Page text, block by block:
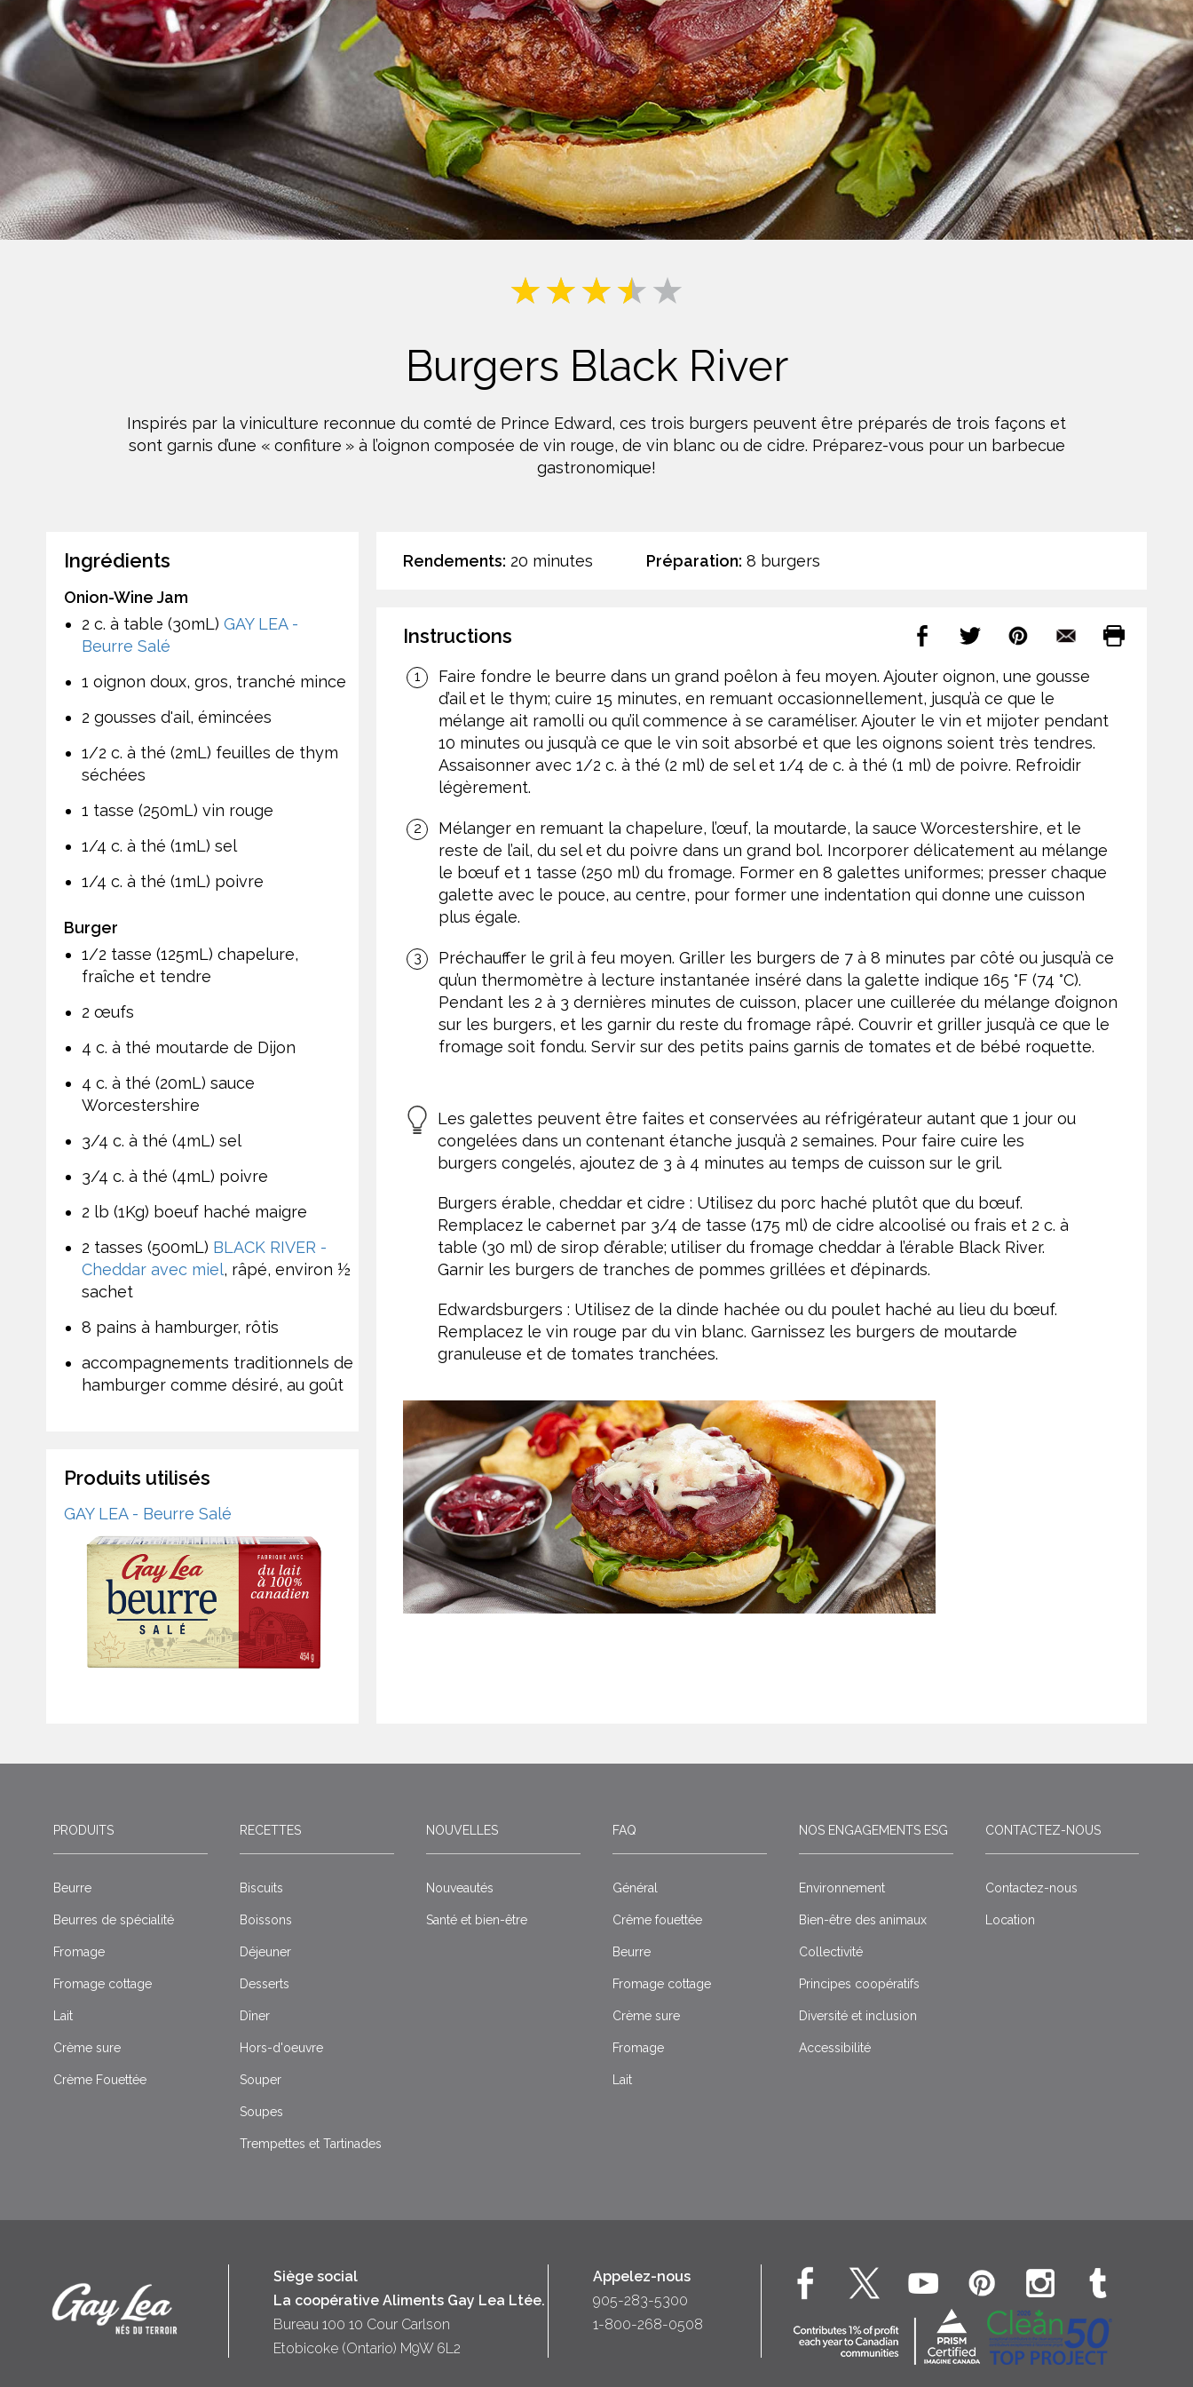
Crème Fouettée Desserts
Boissons
Biscuits
Lait
Yogourt
Burgers Black River
Inspirés par la viniculture reconnue du comté de Prince Edward, ces trois burgers peuvent être préparés de trois façons et
sont garnis d’une « confiture » à l’oignon composée de vin rouge, de vin blanc ou de cidre. Préparez-vous pour un barbecue
gastronomique!
Rendements: 20 minutes Préparation: 8 burgers
Instructions
Faire fondre le beurre dans un grand poêlon à feu moyen. Ajouter oignon, une gousse
d’ail et le thym; cuire 15 minutes, en remuant occasionnellement, jusqu’à ce que le
mélange ait ramolli ou qu’il commence à se caraméliser. Ajouter le vin et mijoter pendant
10 minutes ou jusqu’à ce que le vin soit absorbé et que les oignons soient très tendres.
Assaisonner avec 1/2 c. à thé (2 ml) de sel et 1/4 de c. à thé (1 ml) de poivre. Refroidir
légèrement.
Mélanger en remuant la chapelure, l’œuf, la moutarde, la sauce Worcestershire, et le
reste de l’ail, du sel et du poivre dans un grand bol. Incorporer délicatement au mélange
le bœuf et 1 tasse (250 ml) du fromage. Former en 8 galettes uniformes; presser chaque
galette avec le pouce, au centre, pour former une indentation qui donne une cuisson
plus égale.
Préchauffer le gril à feu moyen. Griller les burgers de 7 à 8 minutes par côté ou jusqu’à ce
qu’un thermomètre à lecture instantanée inséré dans la galette indique 165 °F (74 °C).
Pendant les 2 à 3 dernières minutes de cuisson, placer une cuillerée du mélange d’oignon
sur les burgers, et les garnir du reste du fromage râpé. Couvrir et griller jusqu’à ce que le
fromage soit fondu. Servir sur des petits pains garnis de tomates et de bébé roquette.
Les galettes peuvent être faites et conservées au réfrigérateur autant que 1 jour ou
congelées dans un contenant étanche jusqu’à 2 semaines. Pour faire cuire les
burgers congelés, ajoutez de 3 à 4 minutes au temps de cuisson sur le gril.
Burgers érable, cheddar et cidre : Utilisez du porc haché plutôt que du bœuf.
Remplacez le cabernet par 3/4 de tasse (175 ml) de cidre alcoolisé ou frais et 2 c. à
table (30 ml) de sirop d’érable; utiliser du fromage cheddar à l’érable Black River.
Garnir les burgers de tranches de pommes grillées et d’épinards.
Edwardsburgers : Utilisez de la dinde hachée ou du poulet haché au lieu du bœuf.
Remplacez le vin rouge par du vin blanc. Garnissez les burgers de moutarde
granuleuse et de tomates tranchées.
Ingrédients
Onion-Wine Jam
2 c. à table (30mL) GAY LEA -
Beurre Salé
1 oignon doux, gros, tranché mince
2 gousses d'ail, émincées
1/2 c. à thé (2mL) feuilles de thym
séchées
1 tasse (250mL) vin rouge
1/4 c. à thé (1mL) sel
1/4 c. à thé (1mL) poivre
Burger
1/2 tasse (125mL) chapelure,
fraîche et tendre
2 œufs
4 c. à thé moutarde de Dijon
4 c. à thé (20mL) sauce
Worcestershire
3/4 c. à thé (4mL) sel
3/4 c. à thé (4mL) poivre
2 lb (1Kg) boeuf haché maigre
2 tasses (500mL) BLACK RIVER -
Cheddar avec miel, râpé, environ ½
sachet
8 pains à hamburger, rôtis
accompagnements traditionnels de
hamburger comme désiré, au goût
Produits utilisés
GAY LEA - Beurre Salé
PRODUITS
Beurre
Beurres de spécialité
Fromage
Fromage cottage
Lait
Crème sure
Crème Fouettée
RECETTES
Biscuits
Boissons
Déjeuner
Desserts
Dîner
Hors-d'oeuvre
Souper
Soupes
Trempettes et Tartinades
NOUVELLES
Nouveautés
Santé et bien-être
FAQ
Général
Crême fouettée
Beurre
Fromage cottage
Crème sure
Fromage
Lait
NOS ENGAGEMENTS ESG
Environnement
Bien-être des animaux
Collectivité
Principes coopératifs
Diversité et inclusion
Accessibilité
CONTACTEZ-NOUS
Contactez-nous
Location
Siège social
La coopérative Aliments Gay Lea Ltée.
Bureau 100 10 Cour Carlson
Etobicoke (Ontario) M9W 6L2
Appelez-nous
905-283-5300
1-800-268-0508